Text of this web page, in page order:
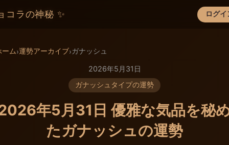
コラの神秘 ✨ ログイ
×
ーム›運勢アーカイブ›ガナッシュ
2026年5月31日
ガナッシュタイプの運勢
年5月31日 優雅な気品を秘
たガナッシュの運勢